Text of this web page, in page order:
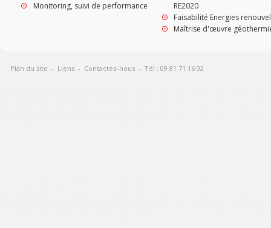
Monitoring, suivi de performance
RE2020
Faisabilité Energies
Maîtrise d'œuvre
Plan du site - Liens - Contactez-nous - Tél : 09 81 71 16 02